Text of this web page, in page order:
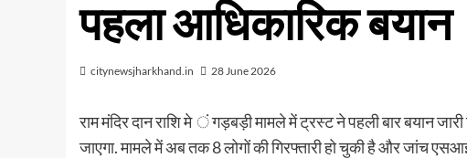
पहला आधिकारिक बयान
citynewsjharkhand.in 28 June 2026
राम मंदिर दान राशि मे ं गड़बड़ी मामले में ट्रस्ट ने पहली बार
जाएगा. मामले में अब तक 8 लोगों की गिरफ्तारी हो चुकी है और जांच